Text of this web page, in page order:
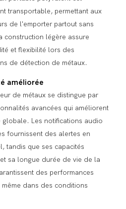
transportable, permettant aux
de l'emporter partout sans
construction légère assure
et flexibilité lors des
de détection de métaux.
améliorée
de métaux se distingue par
avancées qui améliorent
globale. Les notifications audio
fournissent des alertes en
tandis que ses capacités
sa longue durée de vie de la
des performances
même dans des conditions